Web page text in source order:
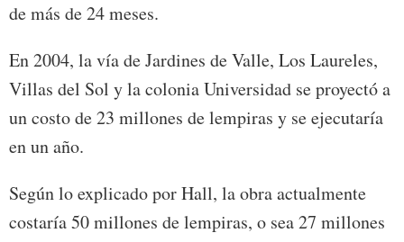
de más de 24 meses.
En 2004, la vía de Jardines de Valle, Los Laureles,
Villas del Sol y la colonia Universidad se proyectó a
un costo de 23 millones de lempiras y se ejecutaría
en un año.
Según lo explicado por Hall, la obra actualmente
costaría 50 millones de lempiras, o sea 27 millones